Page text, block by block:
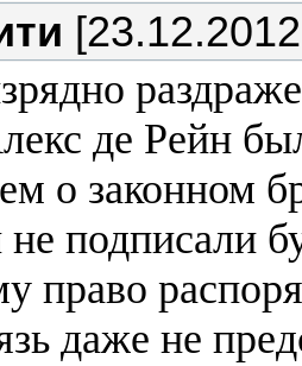
де Рейн
о законном
не подписали
право
даже не